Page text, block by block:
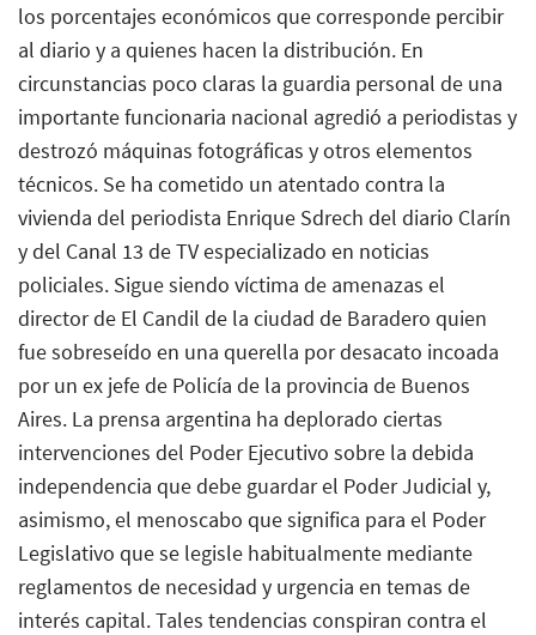
los porcentajes económicos que corresponde percibir
al diario y a quienes hacen la distribución. En
circunstancias poco claras la guardia personal de una
importante funcionaria nacional agredió a periodistas y
destrozó máquinas fotográficas y otros elementos
técnicos. Se ha cometido un atentado contra la
vivienda del periodista Enrique Sdrech del diario Clarín
y del Canal 13 de TV especializado en noticias
policiales. Sigue siendo víctima de amenazas el
director de El Candil de la ciudad de Baradero quien
fue sobreseído en una querella por desacato incoada
por un ex jefe de Policía de la provincia de Buenos
Aires. La prensa argentina ha deplorado ciertas
intervenciones del Poder Ejecutivo sobre la debida
independencia que debe guardar el Poder Judicial y,
asimismo, el menoscabo que significa para el Poder
Legislativo que se legisle habitualmente mediante
reglamentos de necesidad y urgencia en temas de
interés capital. Tales tendencias conspiran contra el